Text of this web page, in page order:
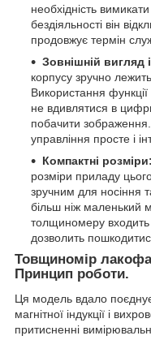
необхідність
бездіяльності він
продовжує термін
Зовнішній вигляд
корпусу зручно лежить
Використання
не вдивлятися в
побачити
управління просте і
Компактні розміри:
розміри приладу
зручним для носіння
більш ніж маленький
толщиномеру
дозволить
Товщиномір
Принцип роботи.
Ця модель вдало
магнітної індукції і
притисненні